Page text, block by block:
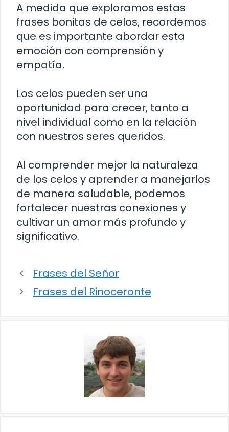
A medida que exploramos estas
frases bonitas de celos, recordemos
que es importante abordar esta
emoción con comprensión y
empatía.
Los celos pueden ser una
oportunidad para crecer, tanto a
nivel individual como en la relación
con nuestros seres queridos.
Al comprender mejor la naturaleza
de los celos y aprender a manejarlos
de manera saludable, podemos
fortalecer nuestras conexiones y
cultivar un amor más profundo y
significativo.
Frases del Señor
Frases del Rinoceronte